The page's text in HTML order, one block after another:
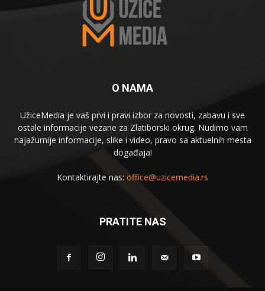
O NAMA
UžiceMedia je vaš prvi i pravi izbor za novosti, zabavu i sve
ostale informacije vezane za Zlatiborski okrug. Nudimo vam
najažurnije informacije, slike i video, pravo sa aktuelnih mesta
događaja!
Kontaktirajte nas: office@uzicemedia.rs
PRATITE NAS